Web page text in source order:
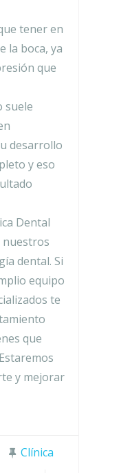
tener en
la boca, ya
que
suele
desarrollo
y eso
Dental
nuestros
dental. Si
equipo
te
que
y mejorar
Clínica